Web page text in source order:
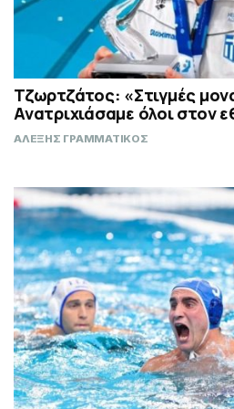
Τζωρτζάτος: «Στιγμές
Ανατριχιάσαμε όλοι στον
ΑΛΕΞΗΣ ΓΡΑΜΜΑΤΙΚΟΣ